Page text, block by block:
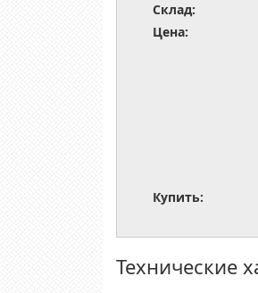
Склад:
Цена:
Купить:
Технические